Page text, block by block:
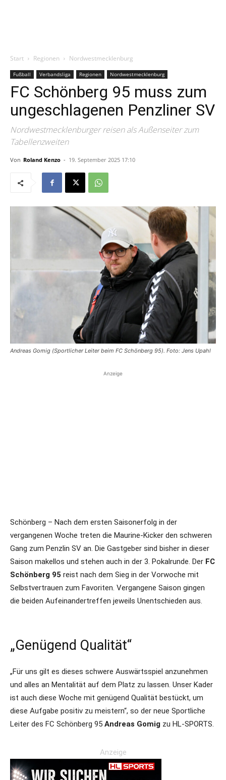
Start Regionen Nordwestmecklenburg
Fußball Verbandsliga Regionen Nordwestmecklenburg
FC Schönberg 95 muss zum
ungeschlagenen Penzliner SV
Nordwestmecklenburger reisen als Außenseiter zum
Tabellenzweiten
Von Roland Kenzo - 19. September 2025 17:10
Andreas Gomig (Sportlicher Leiter beim FC Schönberg 95). Foto: Jens Upahl
Anzeige
Schönberg – Nach dem ersten Saisonerfolg in der
vergangenen Woche treten die Maurine-Kicker den schweren
Gang zum Penzlin SV an. Die Gastgeber sind bisher in dieser
Saison makellos und stehen auch in der 3. Pokalrunde. Der FC
Schönberg 95 reist nach dem Sieg in der Vorwoche mit
Selbstvertrauen zum Favoriten. Vergangene Saison gingen
die beiden Aufeinandertreffen jeweils Unentschieden aus.
„Genügend Qualität“
„Für uns gilt es dieses schwere Auswärtsspiel anzunehmen
und alles an Mentalität auf dem Platz zu lassen. Unser Kader
ist auch diese Woche mit genügend Qualität bestückt, um
diese Aufgabe positiv zu meistern“, so der neue Sportliche
Leiter des FC Schönberg 95 Andreas Gomig zu HL-SPORTS.
Anzeige